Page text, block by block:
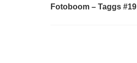
Fotoboom – Taggs #19